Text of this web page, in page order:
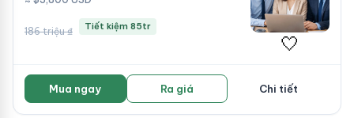
186 triệu ₫ Tiết kiệm 85tr
🤍
Mua ngay Ra giá Chi tiết